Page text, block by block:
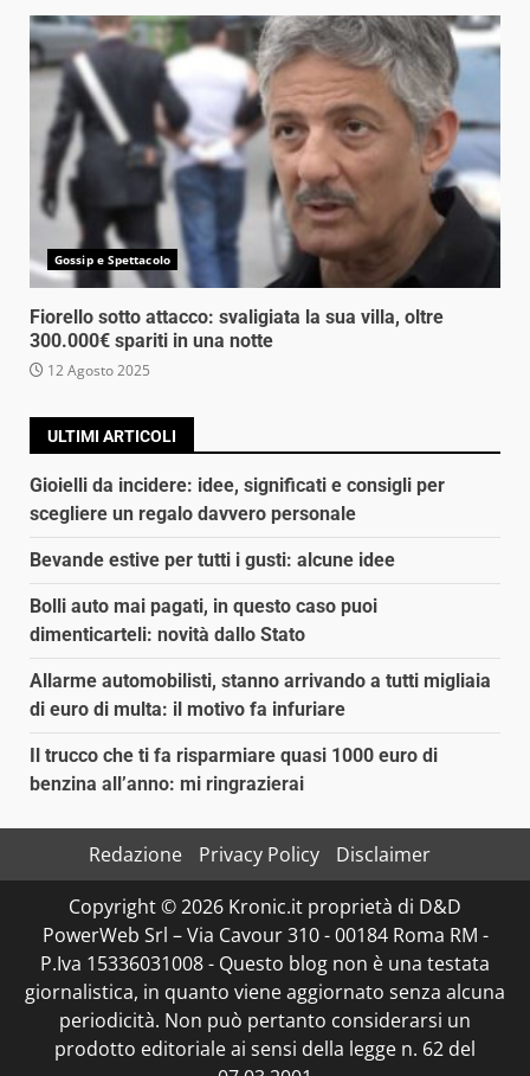
Gossip e Spettacolo
Fiorello sotto attacco: svaligiata la sua villa, oltre
300.000€ spariti in una notte
12 Agosto 2025
ULTIMI ARTICOLI
Gioielli da incidere: idee, significati e consigli per
scegliere un regalo davvero personale
Bevande estive per tutti i gusti: alcune idee
Bolli auto mai pagati, in questo caso puoi
dimenticarteli: novità dallo Stato
Allarme automobilisti, stanno arrivando a tutti migliaia
di euro di multa: il motivo fa infuriare
Il trucco che ti fa risparmiare quasi 1000 euro di
benzina all’anno: mi ringrazierai
Redazione Privacy Policy
Disclaimer
Copyright © 2026 Kronic.it proprietà di D&D
PowerWeb Srl – Via Cavour 310 - 00184 Roma RM -
P.Iva 15336031008 - Questo blog non è una testata
giornalistica, in quanto viene aggiornato senza alcuna
periodicità. Non può pertanto considerarsi un
prodotto editoriale ai sensi della legge n. 62 del